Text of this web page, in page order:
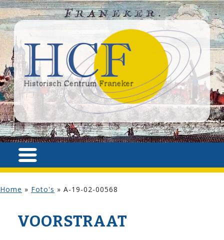
Home » Foto's » A-19-02-00568
VOOR­STRAAT